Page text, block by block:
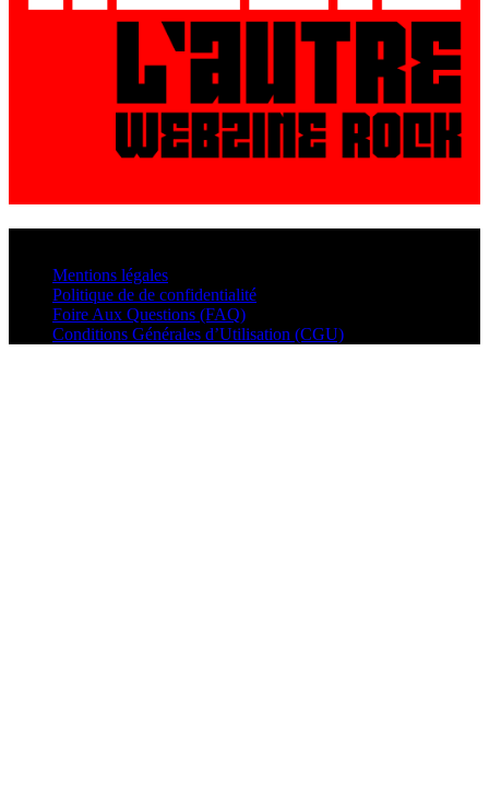
Mentions légales
Politique de de confidentialité
Foire Aux Questions (FAQ)
Conditions Générales d’Utilisation (CGU)